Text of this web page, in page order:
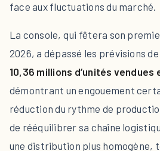
face aux fluctuations du marché.
La console, qui fêtera son
2026, a dépassé les prévisions
10,36 millions d’unités vendues
démontrant un engouement
réduction du rythme de
de rééquilibrer sa chaîne
une distribution plus homogène,